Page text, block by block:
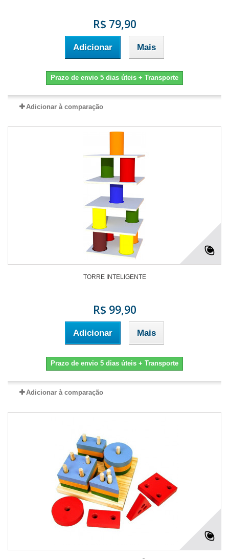
R$ 79,90
Adicionar Mais
Prazo de envio 5 dias úteis + Transporte
Adicionar à comparação
TORRE INTELIGENTE
R$ 99,90
Adicionar Mais
Prazo de envio 5 dias úteis + Transporte
Adicionar à comparação